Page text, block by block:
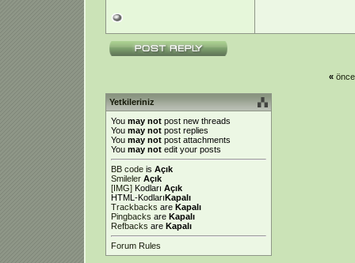
«
Yetkileriniz
You may not post new threads
You may not post replies
You may not post attachments
You may not edit your posts
BB code is Açık
Smileler Açık
[IMG] Kodları Açık
HTML-KodlarıKapalı
Trackbacks are Kapalı
Pingbacks are Kapalı
Refbacks are Kapalı
Forum Rules